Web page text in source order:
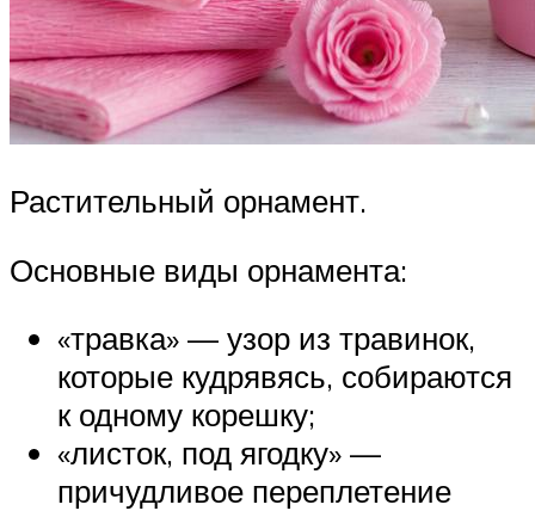
Растительный орнамент.
Основные виды орнамента:
«травка» — узор из травинок,
которые кудрявясь, собираются
к одному корешку;
«листок, под ягодку» —
причудливое переплетение